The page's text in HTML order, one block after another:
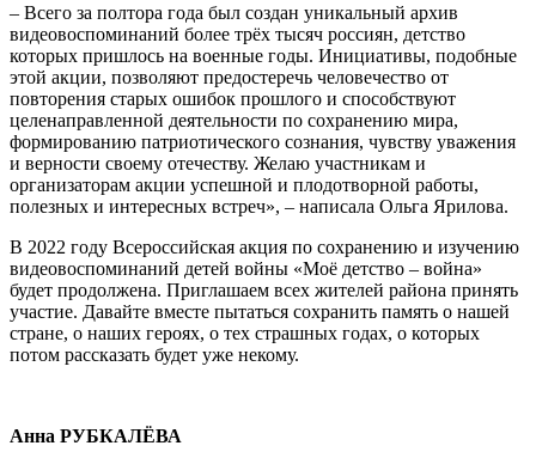
– Всего за полтора года был создан уникальный архив
видеовоспоминаний более трёх тысяч россиян, детство
которых пришлось на военные годы. Инициативы, подобные
этой акции, позволяют предостеречь человечество от
повторения старых ошибок прошлого и способствуют
целенаправленной деятельности по сохранению мира,
формированию патриотического сознания, чувству уважения
и верности своему отечеству. Желаю участникам и
организаторам акции успешной и плодотворной работы,
полезных и интересных встреч», – написала Ольга Ярилова.
В 2022 году Всероссийская акция по сохранению и изучению
видеовоспоминаний детей войны «Моё детство – война»
будет продолжена. Приглашаем всех жителей района принять
участие. Давайте вместе пытаться сохранить память о нашей
стране, о наших героях, о тех страшных годах, о которых
потом рассказать будет уже некому.
Анна РУБКАЛЁВА